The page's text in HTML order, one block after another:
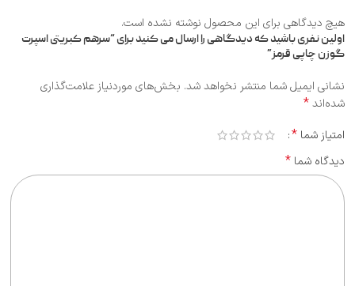
هیچ دیدگاهی برای این محصول نوشته نشده است.
اولین نفری باشید که دیدگاهی را ارسال می کنید برای “سرهم کبریتی اسپرت
گوزن چاپی قرمز”
نشانی ایمیل شما منتشر نخواهد شد. بخش‌های موردنیاز علامت‌گذاری
شده‌اند*
امتیاز شما *
دیدگاه شما *